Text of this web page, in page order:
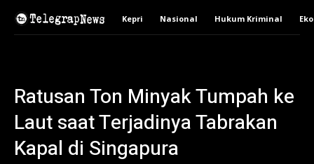
Kepri Nasional Hukum Kriminal
Ratusan Ton Minyak Tumpah ke
Laut saat Terjadinya Tabrakan
Kapal di Singapura